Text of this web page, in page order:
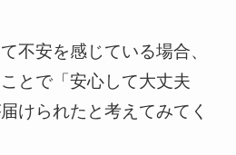
不安を感じている場合、
とで「安心して大丈夫
けられたと考えてみてく